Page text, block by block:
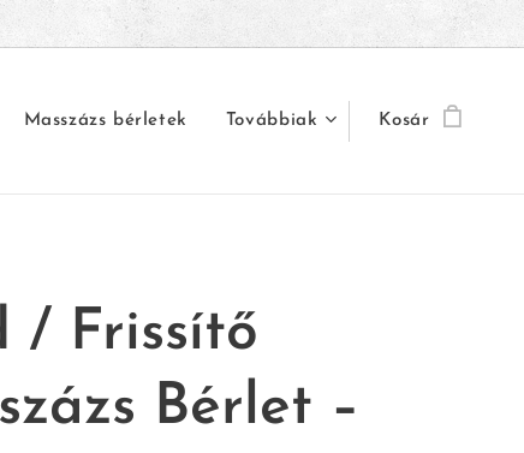
Masszázs bérletek Továbbiak Kosár
/ Frissítő
Bérlet –